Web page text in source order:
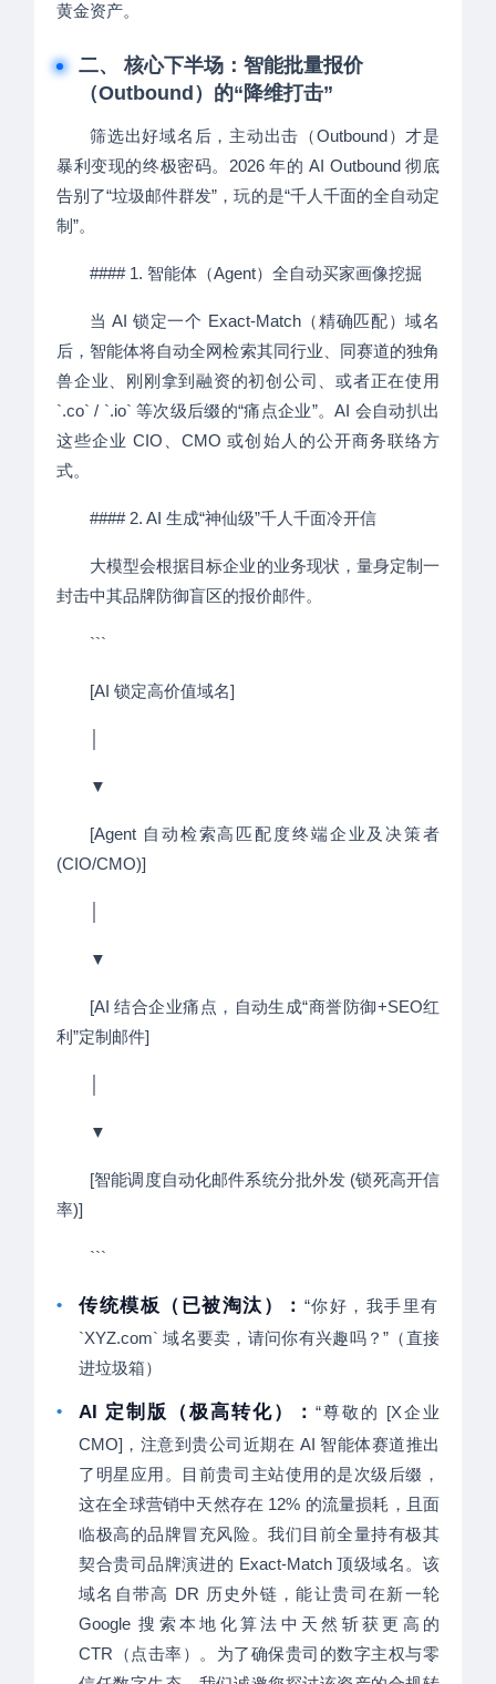
黄金资产。
二、 核心下半场：智能批量报价
（Outbound）的“降维打击”
筛选出好域名后，主动出击（Outbound）才是
暴利变现的终极密码。2026 年的 AI Outbound 彻底
告别了“垃圾邮件群发”，玩的是“千人千面的全自动定
制”。
#### 1. 智能体（Agent）全自动买家画像挖掘
当 AI 锁定一个 Exact-Match（精确匹配）域名
后，智能体将自动全网检索其同行业、同赛道的独角
兽企业、刚刚拿到融资的初创公司、或者正在使用
`.co` / `.io` 等次级后缀的“痛点企业”。AI 会自动扒出
这些企业 CIO、CMO 或创始人的公开商务联络方
式。
#### 2. AI 生成“神仙级”千人千面冷开信
大模型会根据目标企业的业务现状，量身定制一
封击中其品牌防御盲区的报价邮件。
```
[AI 锁定高价值域名]
▼
[Agent 自动检索高匹配度终端企业及决策者
(CIO/CMO)]
▼
[AI 结合企业痛点，自动生成“商誉防御+SEO红
利”定制邮件]
▼
[智能调度自动化邮件系统分批外发 (锁死高开信
率)]
```
• 传统模板（已被淘汰）： “你好，我手里有
`XYZ.com` 域名要卖，请问你有兴趣吗？”（直接
进垃圾箱）
• AI 定制版（极高转化）： “尊敬的 [X企业
CMO]，注意到贵公司近期在 AI 智能体赛道推出
了明星应用。目前贵司主站使用的是次级后缀，
这在全球营销中天然存在 12% 的流量损耗，且面
临极高的品牌冒充风险。我们目前全量持有极其
契合贵司品牌演进的 Exact-Match 顶级域名。该
域名自带高 DR 历史外链，能让贵司在新一轮
Google 搜索本地化算法中天然斩获更高的
CTR（点击率）。为了确保贵司的数字主权与零